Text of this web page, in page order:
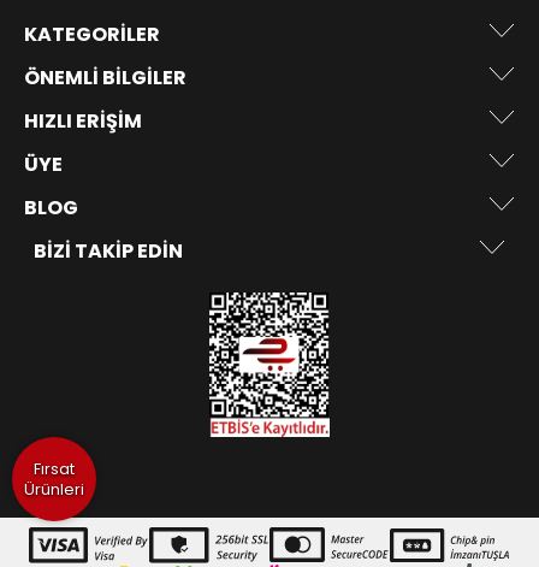
Fırsat
Ürünleri
KATEGORILER
ÖNEMLI BILGILER
HIZLI ERIŞIM
ÜYE
BLOG
BIZI TAKIP EDIN